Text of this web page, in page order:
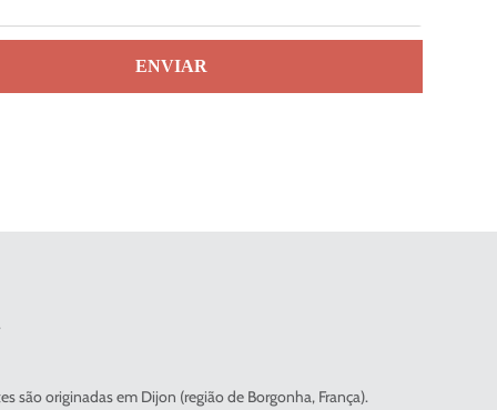
ENVIAR
são originadas em Dijon (região de Borgonha, França).